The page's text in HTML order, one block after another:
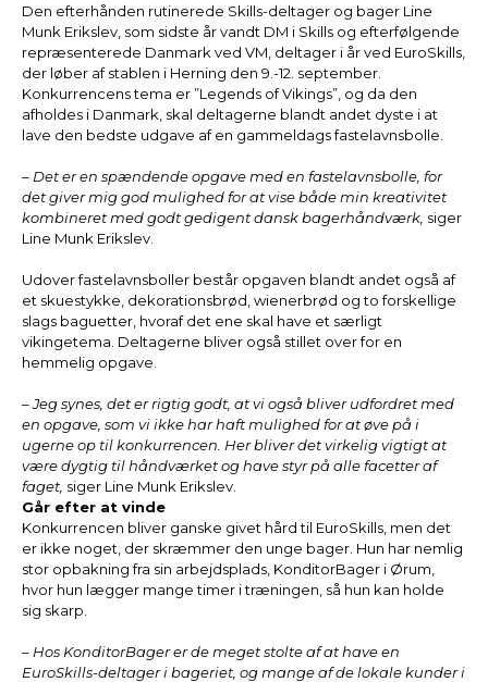
Den efterhånden rutinerede Skills-deltager og bager Line
Munk Erikslev, som sidste år vandt DM i Skills og efterfølgende
repræsenterede Danmark ved VM, deltager i år ved EuroSkills,
der løber af stablen i Herning den 9.-12. september.
Konkurrencens tema er ”Legends of Vikings”, og da den
afholdes i Danmark, skal deltagerne blandt andet dyste i at
lave den bedste udgave af en gammeldags fastelavnsbolle.
– Det er en spændende opgave med en fastelavnsbolle, for
det giver mig god mulighed for at vise både min kreativitet
kombineret med godt gedigent dansk bagerhåndværk, siger
Line Munk Erikslev.
Udover fastelavnsboller består opgaven blandt andet også af
et skuestykke, dekorationsbrød, wienerbrød og to forskellige
slags baguetter, hvoraf det ene skal have et særligt
vikingetema. Deltagerne bliver også stillet over for en
hemmelig opgave.
– Jeg synes, det er rigtig godt, at vi også bliver udfordret med
en opgave, som vi ikke har haft mulighed for at øve på i
ugerne op til konkurrencen. Her bliver det virkelig vigtigt at
være dygtig til håndværket og have styr på alle facetter af
faget, siger Line Munk Erikslev.
Går efter at vinde
Konkurrencen bliver ganske givet hård til EuroSkills, men det
er ikke noget, der skræmmer den unge bager. Hun har nemlig
stor opbakning fra sin arbejdsplads, KonditorBager i Ørum,
hvor hun lægger mange timer i træningen, så hun kan holde
sig skarp.
– Hos KonditorBager er de meget stolte af at have en
EuroSkills-deltager i bageriet, og mange af de lokale kunder i